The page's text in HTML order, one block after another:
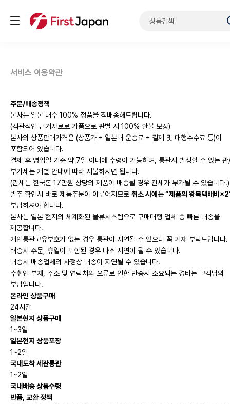
서비스 이용약관
주문/배송정책
본사는 일본 내수 100% 정품을 직배송해드립니다.
(객관적인 근거자료로 가품으로 판별 시 100% 환불 보장)
본사의 상품판매가격은 (상품가 + 일본내 운송료 + 결제 및 대행수수료 등)이
포함되어 있습니다.
결제 후 영업일 기준 약 7일 이내에 수령이 가능하며, 통관시 발생할 수 있는
부가세는 개별 안내에 따라 지불하시면 됩니다.
(관세는 한국돈 17만원 상당의 제품이 배송될 경우 관세가 부가될 수 있습니다.)
발주 확인시 바로 제품주문이 이루어지므로 취소 시에는 “제품의 왕복택배비
부담하셔야 합니다.
본사는 일본 현지의 체계화된 물류시스템으로 구매대행 업체 중 빠른 배송을
제공합니다.
개인통관고유부호가 없는 경우 통관이 지연될 수 있으니 꼭 기재 부탁드립니다.
배송시 주문, 휴일이 포함된 경우 다소 지연이 될 수 있습니다.
배송시 배송업체의 사정상 배송이 지연될 수 있습니다.
수취인 부재, 주소 및 연락처의 오류로 인한 반송시 소요되는 경비는 고객님의
부담입니다.
온라인 상품구매
24시간
일본현지 상품구매
1~3일
일본현지 상품포장
1~2일
국내도착 세관통관
1~2일
국내배송 상품수령
반품, 교환 정책